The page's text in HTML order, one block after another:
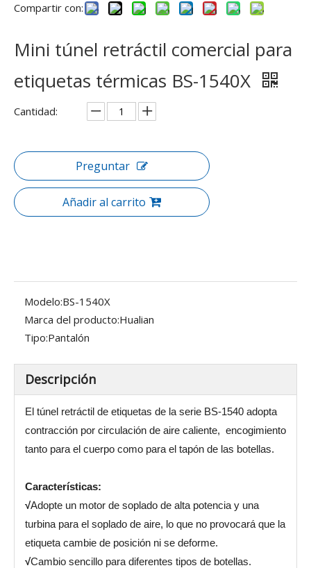
Compartir con:
Mini túnel retráctil comercial para
etiquetas térmicas BS-1540X
Cantidad:
Preguntar
Añadir al carrito
Modelo:BS-1540X
Marca del producto:Hualian
Tipo:Pantalón
Descripción
El túnel retráctil de etiquetas de la serie BS-1540 adopta
contracción por circulación de aire caliente, encogimiento
tanto para el cuerpo como para el tapón de las botellas.
Características:
√Adopte un motor de soplado de alta potencia y una
turbina para el soplado de aire, lo que no provocará que la
etiqueta cambie de posición ni se deforme.
√Cambio sencillo para diferentes tipos de botellas.